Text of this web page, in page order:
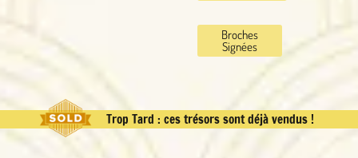
Broches
Signées
Trop Tard : ces trésors sont déjà vendus !